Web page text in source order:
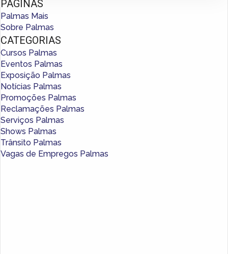
PÁGINAS
Palmas Mais
Sobre Palmas
CATEGORIAS
Cursos Palmas
Eventos Palmas
Exposição Palmas
Notícias Palmas
Promoções Palmas
Reclamações Palmas
Serviços Palmas
Shows Palmas
Trânsito Palmas
Vagas de Empregos Palmas